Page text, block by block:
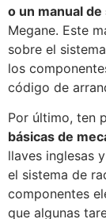
o un manual
Megane. Este
sobre el
los
código de
Por último, ten
básicas de
llaves inglesas
el sistema de
componentes
que algunas